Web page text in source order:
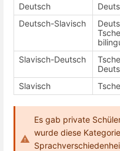
Deutsch
Deutsch-Slavisch
Slavisch-Deutsch
Slavisch
Es gab private
wurde diese